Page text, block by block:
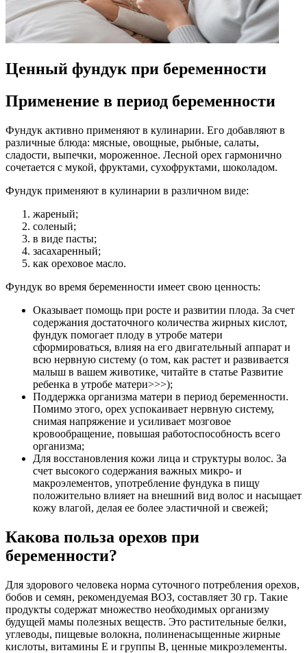
Ценный фундук при беременности
Применение в период беременности
Фундук активно применяют в кулинарии. Его добавляют в
различные блюда: мясные, овощные, рыбные, салаты,
сладости, выпечки, мороженное. Лесной орех гармонично
сочетается с мукой, фруктами, сухофруктами, шоколадом.
Фундук применяют в кулинарии в различном виде:
жареный;
соленый;
в виде пасты;
засахаренный;
как ореховое масло.
Фундук во время беременности имеет свою ценность:
Оказывает помощь при росте и развитии плода. За счет
содержания достаточного количества жирных кислот,
фундук помогает плоду в утробе матери
сформироваться, влияя на его двигательный аппарат и
всю нервную систему (о том, как растет и развивается
малыш в вашем животике, читайте в статье Развитие
ребенка в утробе матери>>>);
Поддержка организма матери в период беременности.
Помимо этого, орех успокаивает нервную систему,
снимая напряжение и усиливает мозговое
кровообращение, повышая работоспособность всего
организма;
Для восстановления кожи лица и структуры волос. За
счет высокого содержания важных микро- и
макроэлементов, употребление фундука в пищу
положительно влияет на внешний вид волос и насыщает
кожу влагой, делая ее более эластичной и свежей;
Какова польза орехов при
беременности?
Для здорового человека норма суточного потребления орехов,
бобов и семян, рекомендуемая ВОЗ, составляет 30 гр. Такие
продукты содержат множество необходимых организму
будущей мамы полезных веществ. Это растительные белки,
углеводы, пищевые волокна, полиненасыщенные жирные
кислоты, витамины Е и группы В, ценные микроэлементы.